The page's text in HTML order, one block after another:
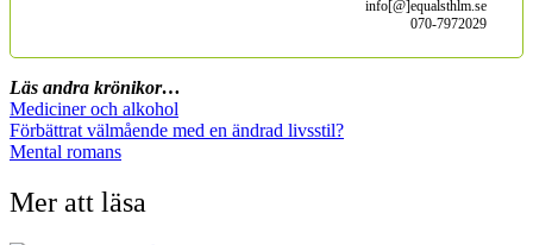
info[@]equalsthlm.se
070-7972029
Läs andra krönikor…
Mediciner och alkohol
Förbättrat välmående med en ändrad livsstil?
Mental romans
Mer att läsa